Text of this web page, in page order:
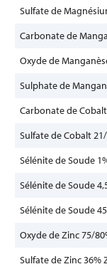
Sulfate de
Carbonate de
Oxyde de
Sulphate de
Carbonate de
Sulfate de Cobalt
Sélénite de Soude
Sélénite de Soude
Sélénite de Soude
Oxyde de Zinc 75/
Sulfate de Zinc 36%